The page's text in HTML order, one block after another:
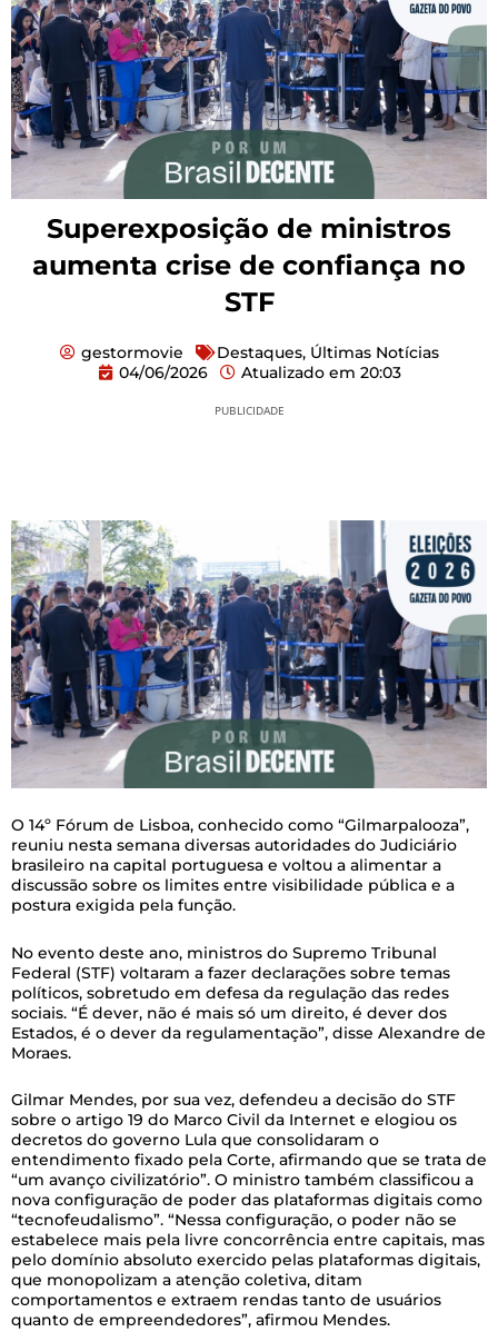
Superexposição de ministros
aumenta crise de confiança no
STF
gestormovie Destaques, Últimas Notícias
04/06/2026
Atualizado em 20:03
PUBLICIDADE
O 14º Fórum de Lisboa, conhecido como “Gilmarpalooza”,
reuniu nesta semana diversas autoridades do Judiciário
brasileiro na capital portuguesa e voltou a alimentar a
discussão sobre os limites entre visibilidade pública e a
postura exigida pela função.
No evento deste ano, ministros do Supremo Tribunal
Federal (STF) voltaram a fazer declarações sobre temas
políticos, sobretudo em defesa da regulação das redes
sociais. “É dever, não é mais só um direito, é dever dos
Estados, é o dever da regulamentação”, disse Alexandre de
Moraes.
Gilmar Mendes, por sua vez, defendeu a decisão do STF
sobre o artigo 19 do Marco Civil da Internet e elogiou os
decretos do governo Lula que consolidaram o
entendimento fixado pela Corte, afirmando que se trata de
“um avanço civilizatório”. O ministro também classificou a
nova configuração de poder das plataformas digitais como
“tecnofeudalismo”. “Nessa configuração, o poder não se
estabelece mais pela livre concorrência entre capitais, mas
pelo domínio absoluto exercido pelas plataformas digitais,
que monopolizam a atenção coletiva, ditam
comportamentos e extraem rendas tanto de usuários
quanto de empreendedores”, afirmou Mendes.